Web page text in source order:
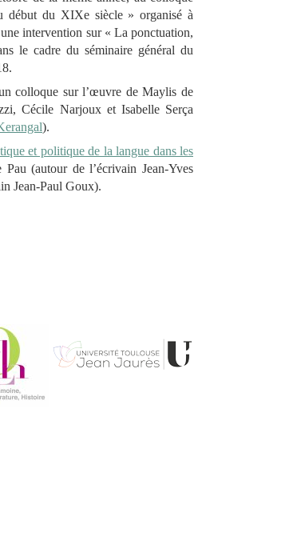
début du XIXe siècle » organisé à
intervention sur « La ponctuation,
le cadre du séminaire général du
colloque sur l’œuvre de Maylis de
Cécile Narjoux et Isabelle Serça
).
et politique de la langue dans les
(autour de l’écrivain Jean-Yves
Jean-Paul Goux).